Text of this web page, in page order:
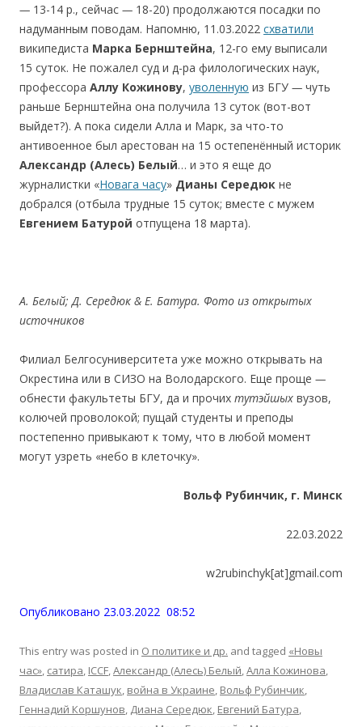
— 13-14 p., сейчас — 18-20) продолжаются посадки по
надуманным поводам. Напомню, 11.03.2022 cхватили
википедиста Марка Бернштейна, 12-го ему выписали
15 суток. Не пожалел суд и д-ра филологических наук,
профессора Аллу Кожинову, уволенную из БГУ — чуть
раньше Бернштейна она получила 13 суток (вот-вот
выйдет?). А пока сидели Алла и Марк, за что-то
антивоенное был арестован на 15 оcтепенённый историк
Александр (Алесь) Белый… и это я еще до
журналистки «Новага часу» Дианы Середюк не
добрался (отбыла трудные 15 суток; вместе с мужем
Евгением Батурой отпущена 18 марта).
А. Белый; Д. Середюк & Е. Батурa. Фото из открытых
источников
Филиал Белгосуниверситета уже можно открывать на
Окрестина или в СИЗО на Володарского. Еще проще —
обнести факультеты БГУ, да и прочих тутэйшых вузов,
колючей проволокой; пущай студенты и преподы
постепенно привыкают к тому, что в любой момент
могут узреть «небо в клеточку».
Вольф Рубинчик, г. Минск
22.03.2022
w2rubinchyk[at]gmail.com
Опубликовано 23.03.2022 08:52
This entry was posted in О политике и др. and tagged «Новы
час», cатира, ICCF,Александр (Алесь) Белый,Алла Кожинова,
Владислав Каташук, война в Украине, Вольф Рубинчик,
Геннадий Коршунов, Диана Середюк, Евгений Батура,